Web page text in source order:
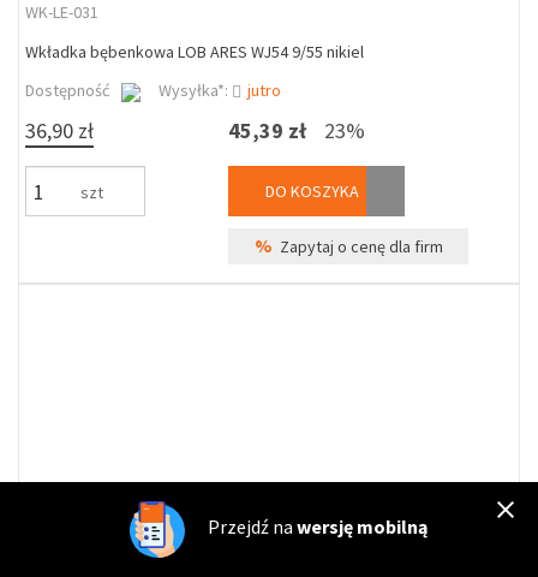
WK-LE-031
Wkładka bębenkowa LOB ARES WJ54 9/55 nikiel
Dostępność
Wysyłka*: jutro
36,90 zł
szt
45,39 zł 23%
DO KOSZYKA
% Zapytaj o cenę dla firm
Przejdź na wersję mobilną